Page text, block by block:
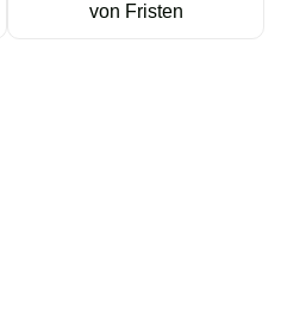
von Fristen